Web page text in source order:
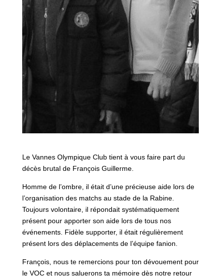
Le Vannes Olympique Club tient à vous faire part du
décès brutal de François Guillerme.
Homme de l’ombre, il était d’une précieuse aide lors de
l’organisation des matchs au stade de la Rabine.
Toujours volontaire, il répondait systématiquement
présent pour apporter son aide lors de tous nos
événements. Fidèle supporter, il était régulièrement
présent lors des déplacements de l’équipe fanion.
François, nous te remercions pour ton dévouement pour
le VOC et nous saluerons ta mémoire dès notre retour